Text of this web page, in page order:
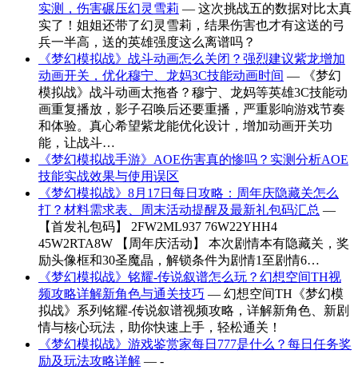
实测，伤害碾压幻灵雪莉 — 这次挑战五的数据对比太真
实了！姐姐还带了幻灵雪莉，结果伤害也才有这送的弓
兵一半高，送的英雄强度这么离谱吗？
《梦幻模拟战》战斗动画怎么关闭？强烈建议紫龙增加
动画开关，优化穆宁、龙妈3C技能动画时间 — 《梦幻
模拟战》战斗动画太拖沓？穆宁、龙妈等英雄3C技能动
画重复播放，影子召唤后还要重播，严重影响游戏节奏
和体验。真心希望紫龙能优化设计，增加动画开关功
能，让战斗…
《梦幻模拟战手游》AOE伤害真的惨吗？实测分析AOE
技能实战效果与使用误区
《梦幻模拟战》8月17日每日攻略：周年庆隐藏关怎么
打？材料需求表、周末活动提醒及最新礼包码汇总 —
【首发礼包码】 2FW2ML937 76W22YHH4
45W2RTA8W 【周年庆活动】 本次剧情本有隐藏关，奖
励头像框和30圣魔晶，解锁条件为剧情1至剧情6…
《梦幻模拟战》铭耀-传说叙谱怎么玩？幻想空间TH视
频攻略详解新角色与通关技巧 — 幻想空间TH《梦幻模
拟战》系列铭耀-传说叙谱视频攻略，详解新角色、新剧
情与核心玩法，助你快速上手，轻松通关！
《梦幻模拟战》游戏鉴赏家每日777是什么？每日任务奖
励及玩法攻略详解 — -